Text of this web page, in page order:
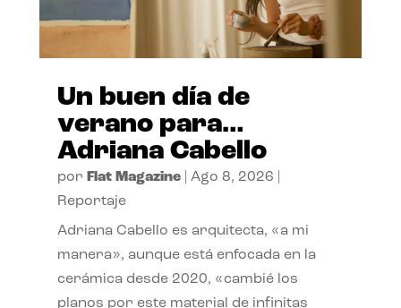
Un buen día de
verano para…
Adriana Cabello
por Flat Magazine| Ago 8, 2026
Reportaje
Adriana Cabello es arquitecta, «a mi
manera», aunque está enfocada en la
cerámica desde 2020, «cambié los
planos por este material de infinitas